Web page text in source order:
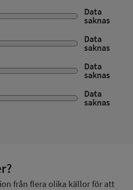
Data
saknas
Data
saknas
Data
saknas
Data
saknas
från flera olika källor för att